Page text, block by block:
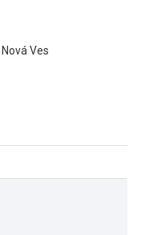
Ves